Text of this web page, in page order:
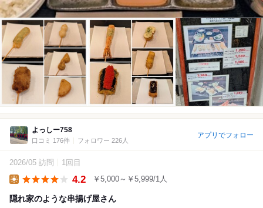
よっしー758
口コミ 176件 フォロワー 226人
アプリでフォロー
2026/05 訪問 1回目
4.2 ￥5,000～￥5,999/1人
隠れ家のような串揚げ屋さん